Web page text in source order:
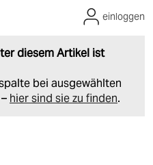
diesem Artikel ist
bei ausgewählten
hier sind sie zu finden.
einloggen